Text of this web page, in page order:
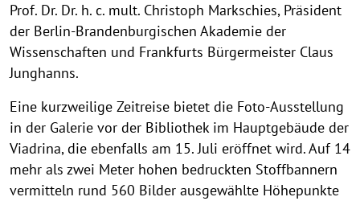
Prof. Dr. Dr. h. c. mult. Christoph Markschies, Präsident
der Berlin-Brandenburgischen Akademie der
Wissenschaften und Frankfurts Bürgermeister Claus
Junghanns.
Eine kurzweilige Zeitreise bietet die Foto-Ausstellung
in der Galerie vor der Bibliothek im Hauptgebäude der
Viadrina, die ebenfalls am 15. Juli eröffnet wird. Auf 14
mehr als zwei Meter hohen bedruckten Stoffbannern
vermitteln rund 560 Bilder ausgewählte Höhepunkte